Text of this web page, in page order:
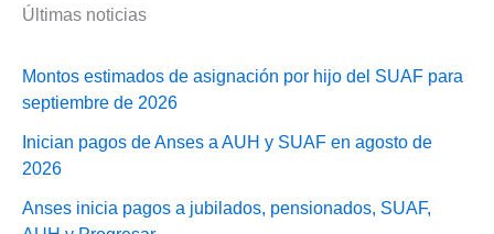
Últimas noticias
Montos estimados de asignación por hijo del SUAF para
septiembre de 2026
Inician pagos de Anses a AUH y SUAF en agosto de
2026
Anses inicia pagos a jubilados, pensionados, SUAF,